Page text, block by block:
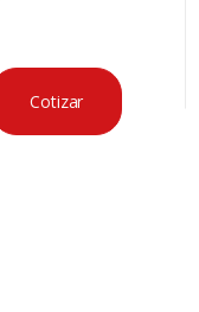
Cotizar